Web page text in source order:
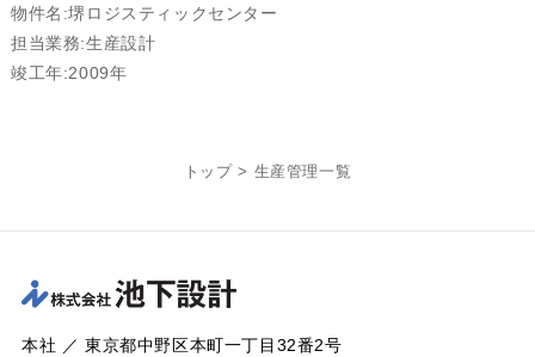
物件名:堺ロジスティックセンター
担当業務:生産設計
竣工年:2009年
トップ > 生産管理一覧
本社 ／ 東京都中野区本町一丁目32番2号